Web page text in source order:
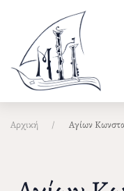
κυρίως
περιεχόμενο
Αρχική Αγίων